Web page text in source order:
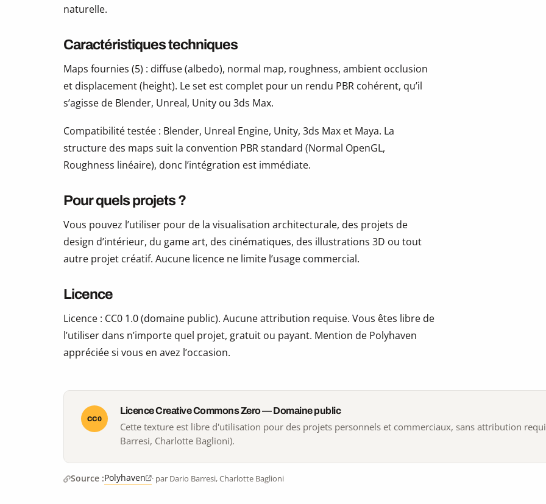
naturelle.
Caractéristiques techniques
Maps fournies (5) : diffuse (albedo), normal map, roughness, ambient occlusion
et displacement (height). Le set est complet pour un rendu PBR cohérent, qu’il
s’agisse de Blender, Unreal, Unity ou 3ds Max.
Compatibilité testée : Blender, Unreal Engine, Unity, 3ds Max et Maya. La
structure des maps suit la convention PBR standard (Normal OpenGL,
Roughness linéaire), donc l’intégration est immédiate.
Pour quels projets ?
Vous pouvez l’utiliser pour de la visualisation architecturale, des projets de
design d’intérieur, du game art, des cinématiques, des illustrations 3D ou tout
autre projet créatif. Aucune licence ne limite l’usage commercial.
Licence
Licence : CC0 1.0 (domaine public). Aucune attribution requise. Vous êtes libre de
l’utiliser dans n’importe quel projet, gratuit ou payant. Mention de Polyhaven
appréciée si vous en avez l’occasion.
CC0
Licence Creative Commons Zero — Domaine public
Cette texture est libre d'utilisation pour des projets personnels et commerciaux, sans attribution
Barresi, Charlotte Baglioni).
Source :Polyhaven · par Dario Barresi, Charlotte Baglioni